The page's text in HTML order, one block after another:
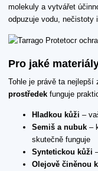
molekuly a vytvářet
odpuzuje vodu, nečistoty
Pro jaké
Tohle je právě ta nejlepší
prostředek funguje
Hladkou kůži –
Semiš a nubuk –
skutečně funguje
Syntetickou kůži
Olejově činěnou